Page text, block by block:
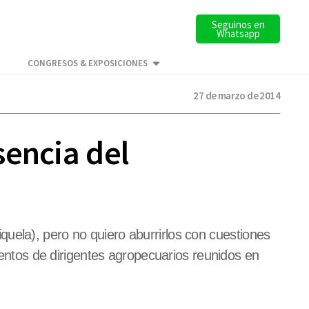
Seguinos en
Whatsapp
CONGRESOS & EXPOSICIONES
27 de marzo de 2014
del
pero no quiero aburrirlos con cuestiones
de dirigentes agropecuarios reunidos en